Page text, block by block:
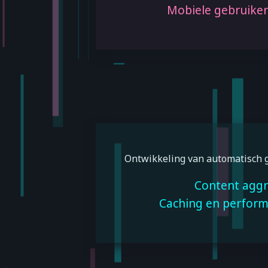
Mobiele
Ontwikkeling van automatisch
Content
Caching en